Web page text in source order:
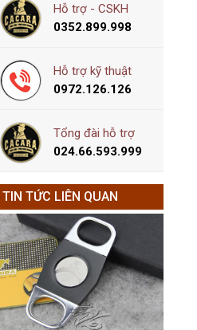
Hỗ trợ - CSKH
0352.899.998
Hỗ trợ kỹ thuật
0972.126.126
Tổng đài hỗ trợ
024.66.593.999
TIN TỨC LIÊN QUAN